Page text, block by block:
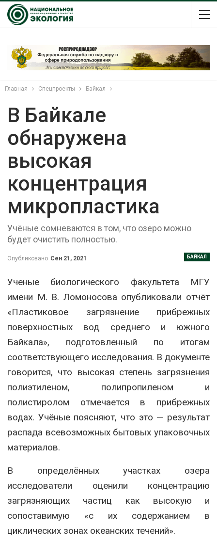
Главная Спецпроекты Байкал
В Байкале
обнаружена
высокая
концентрация
микропластика
Учёные сомневаются в том, что озеро можно
будет очистить полностью.
БАЙКАЛ
Опубликовано Сен 21, 2021
Ученые биологического факультета МГУ
имени М. В. Ломоносова опубликовали отчёт
«Пластиковое загрязнение прибрежных
поверхностных вод среднего и южного
Байкала», подготовленный по итогам
соответствующего исследования. В документе
говорится, что высокая степень загрязнения
полиэтиленом, полипропиленом и
полистиролом отмечается в прибрежных
водах. Учёные поясняют, что это — результат
распада всевозможных бытовых упаковочных
материалов.
В определённых участках озера
исследователи оценили концентрацию
загрязняющих частиц как высокую и
сопоставимую «с их содержанием в
циклических зонах океанских течений».